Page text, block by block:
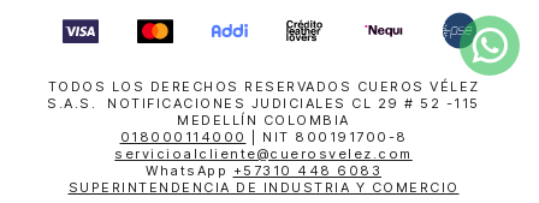
TODOS LOS DERECHOS RESERVADOS CUEROS VÉLEZ
S.A.S. NOTIFICACIONES JUDICIALES CL 29 # 52 -115
MEDELLÍN COLOMBIA
018000114000
| NIT 800191700-8
servicioalcliente@cuerosvelez.com
WhatsApp +57310 448 6083
SUPERINTENDENCIA DE INDUSTRIA Y COMERCIO